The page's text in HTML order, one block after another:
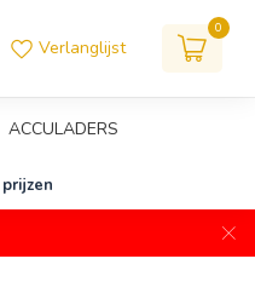
Verlanglijst
0
ACCULADERS